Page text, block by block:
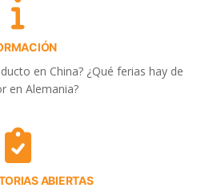
en China? ¿Qué ferias hay de
en Alemania?
ABIERTAS